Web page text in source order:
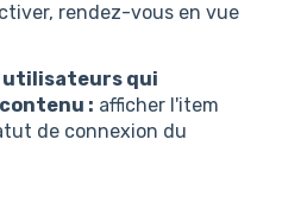
rendez-vous en vue
utilisateurs qui
: afficher l'item
de connexion du